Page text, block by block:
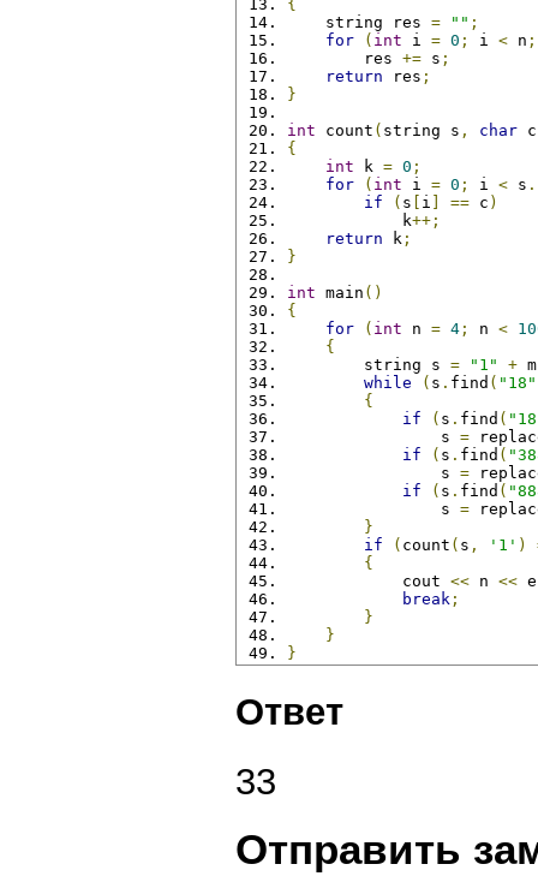
{
    string res
= "" ;
for
( int i = 0 ; i < n ;
        res
+= s ;
return res ;
}
int count ( string s , char c
{
int k = 0 ;
for
( int i = 0 ; i < s .
if
( s i == c )
            k
++;
return k ;
}
int main ()
{
for
( int n = 4 ; n <
{
        string s
= "1" +
while
( s . find ( "18"
{
if
( s . find (
                s
=
if
( s . find (
                s
=
if
( s . find (
                s
=
}
if
( count ( s , '1' )
{
            cout
<< n <<
break ;
}
}
}
Ответ
33
Отправить